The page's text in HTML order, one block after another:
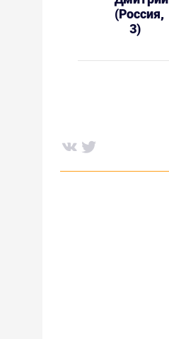
(Россия,
3)